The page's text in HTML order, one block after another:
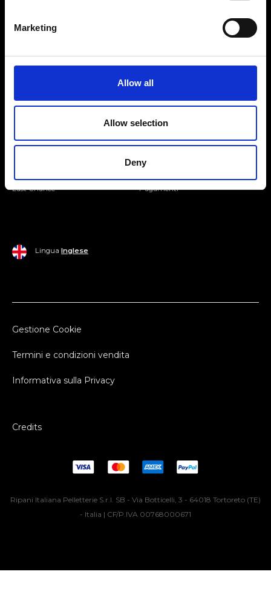
Marketing
Allow all
Allow selection
Deny
Mondo Ripani
Uomo
Last Chance
Mondo Ripani
Spedizione e Consegna
Policy di Reso
Pagamenti
Lingua Inglese
Gestione Cookie
Termini e condizioni vendita
Informativa sulla Privacy
Credits
Ripani Italiana Pelletterie S.r.l. SB - Via Botticelli, 3 - 64018 Tortoreto (TE)
- Italia | CF/P.IVA 00768000671